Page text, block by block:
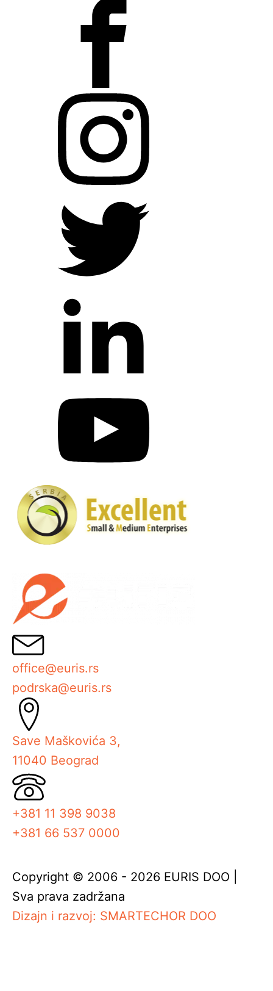
office@euris.rs
podrska@euris.rs
Save Maškovića 3,
11040 Beograd
+381 11 398 9038
+381 66 537 0000
Copyright © 2006 - 2026 EURIS DOO |
Sva prava zadržana
Dizajn i razvoj: SMARTECHOR DOO